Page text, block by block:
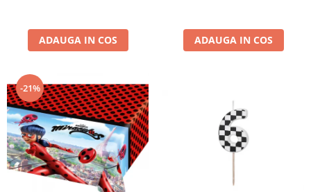
ADAUGA IN COS ADAUGA IN COS
-21%